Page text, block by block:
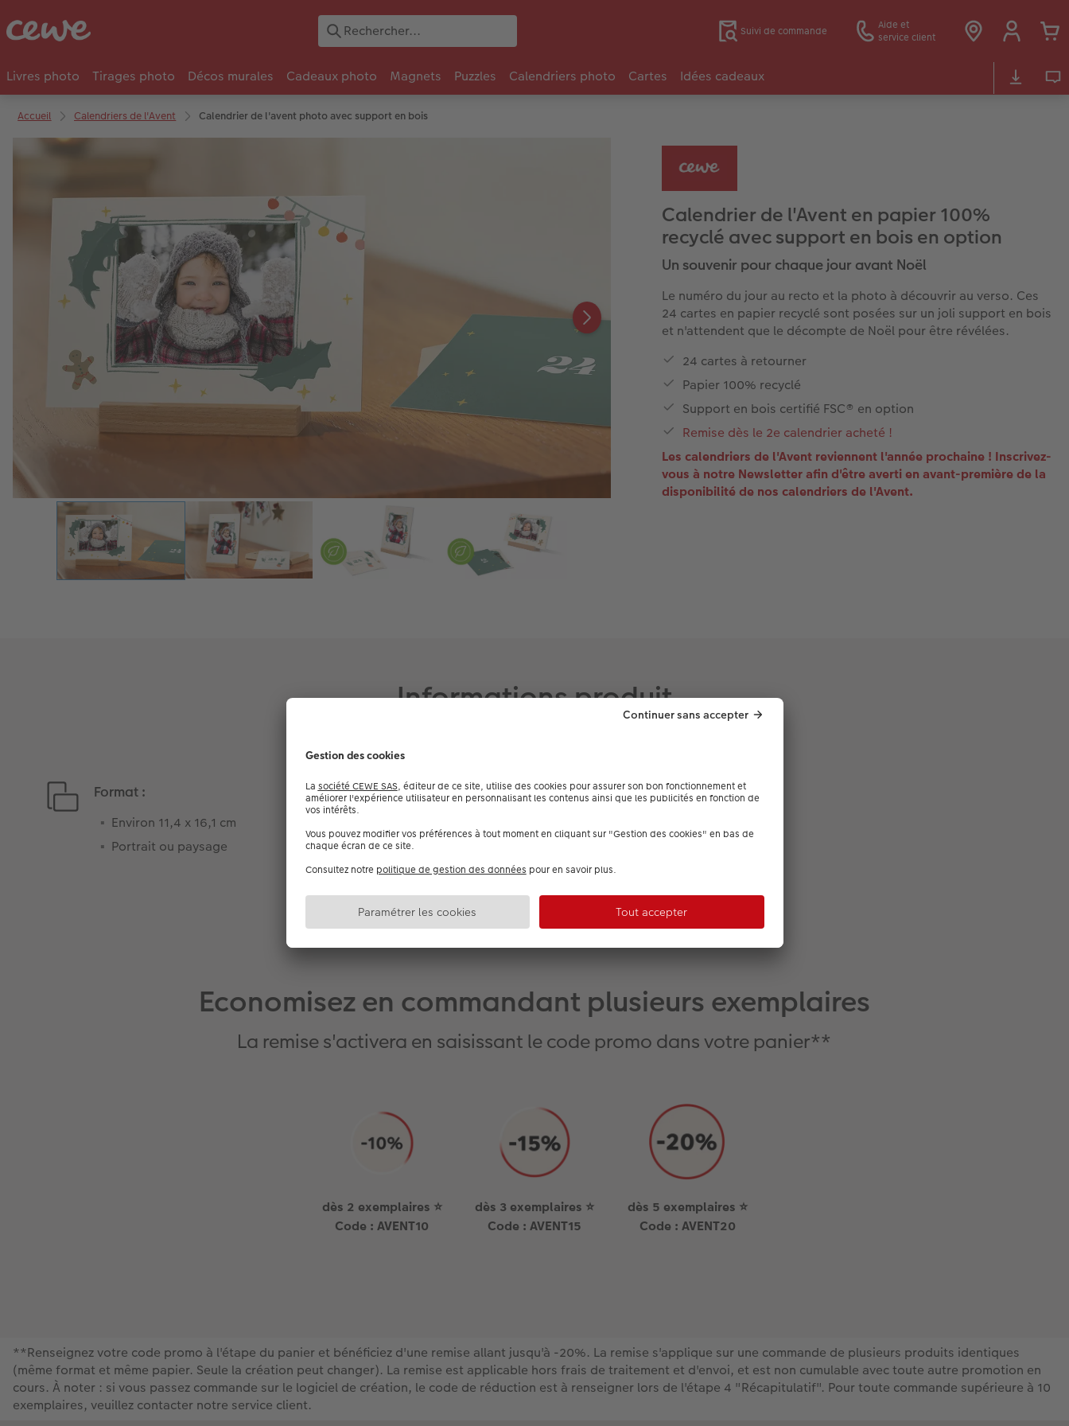
Suivi de commande
Aide et
service client
Livres photo Tirages photo Décos murales Cadeaux photo Magnets Puzzles Calendriers photo Cartes Idées cadeaux
Accueil Calendriers de l'Avent Calendrier de l'avent photo avec support en bois
Calendrier de l'Avent en papier 100%
recyclé avec support en bois en option
Un souvenir pour chaque jour avant Noël
Le numéro du jour au recto et la photo à découvrir au verso. Ces
24 cartes en papier recyclé sont posées sur un joli support en bois
et n'attendent que le décompte de Noël pour être révélées.
24 cartes à retourner
Papier 100% recyclé
Support en bois certifié FSC® en option
Remise dès le 2e calendrier acheté !
Les calendriers de l'Avent reviennent l'année prochaine ! Inscrivez-
vous à notre Newsletter afin d'être averti en avant-première de la
disponibilité de nos calendriers de l'Avent.
Informations produit
Format :
Environ 11,4 x 16,1 cm
Portrait ou paysage
Matériau :
Support en bois certifié FSC® en option
Economisez en commandant plusieurs exemplaires
La remise s'activera en saisissant le code promo dans votre panier**
dès 2 exemplaires ⭐
Code : AVENT10
dès 3 exemplaires ⭐
Code : AVENT15
dès 5 exemplaires ⭐
Code : AVENT20
**Renseignez votre code promo à l'étape du panier et bénéficiez d'une remise allant jusqu'à -20%. La remise s'applique sur une commande de plusieurs produits identiques
(même format et même papier. Seule la création peut changer). La remise est applicable hors frais de traitement et d'envoi, et est non cumulable avec toute autre promotion en
cours. À noter : si vous passez commande sur le logiciel de création, le code de réduction est à renseigner lors de l'étape 4 "Récapitulatif". Pour toute commande supérieure à 10
exemplaires, veuillez contacter notre service client.